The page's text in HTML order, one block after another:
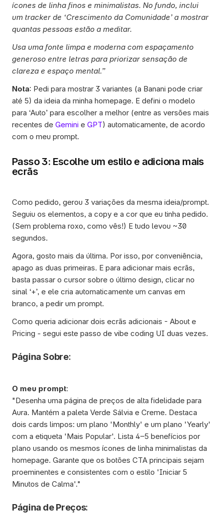
ícones de linha finos e minimalistas. No fundo, inclui
um tracker de ‘Crescimento da Comunidade’ a mostrar
quantas pessoas estão a meditar.
Usa uma fonte limpa e moderna com espaçamento
generoso entre letras para priorizar sensação de
clareza e espaço mental.”
Nota: Pedi para mostrar 3 variantes (a Banani pode criar
até 5) da ideia da minha homepage. E defini o modelo
para ‘Auto’ para escolher a melhor (entre as versões mais
recentes de Gemini e GPT) automaticamente, de acordo
com o meu prompt.
Passo 3: Escolhe um estilo e adiciona mais
ecrãs
Como pedido, gerou 3 variações da mesma ideia/prompt.
Seguiu os elementos, a copy e a cor que eu tinha pedido.
(Sem problema roxo, como vês!) E tudo levou ~30
segundos.
Agora, gosto mais da última. Por isso, por conveniência,
apago as duas primeiras. E para adicionar mais ecrãs,
basta passar o cursor sobre o último design, clicar no
sinal ‘+’, e ele cria automaticamente um canvas em
branco, a pedir um prompt.
Como queria adicionar dois ecrãs adicionais - About e
Pricing - segui este passo de vibe coding UI duas vezes.
Página Sobre:
O meu prompt:
"Desenha uma página de preços de alta fidelidade para
Aura. Mantém a paleta Verde Sálvia e Creme. Destaca
dois cards limpos: um plano 'Monthly' e um plano 'Yearly'
com a etiqueta 'Mais Popular'. Lista 4–5 benefícios por
plano usando os mesmos ícones de linha minimalistas da
homepage. Garante que os botões CTA principais sejam
proeminentes e consistentes com o estilo 'Iniciar 5
Minutos de Calma'."
Página de Preços: